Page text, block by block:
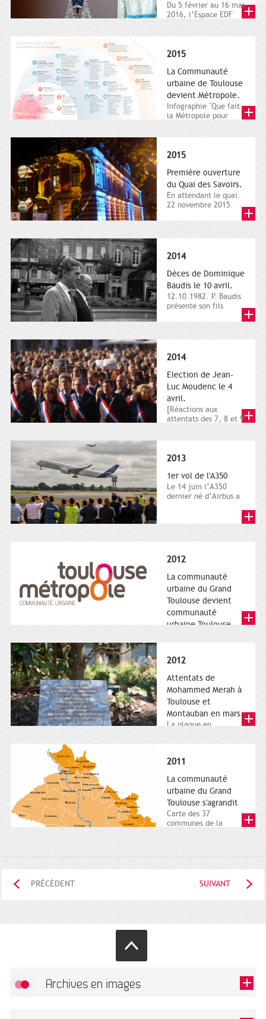
Du 5 février au 16 mai
2016, l’Espace EDF
2015
La Communauté
urbaine de Toulouse
devient Métropole.
Infographie "Que fait
la Métropole pour
2015
Première ouverture
du Quai des Savoirs.
En attendant le quai.
22 novembre 2015.
2014
Dèces de Dominique
Baudis le 10 avril.
12.10.1982. P. Baudis
présente son fils
2014
Election de Jean-
Luc Moudenc le 4
avril.
[Réactions aux
attentats des 7, 8 et 9
2013
1er vol de l'A350
Le 14 juin l’A350
dernier né d’Airbus a
2012
La communauté
urbaine du Grand
Toulouse devient
communauté
urbaine Toulouse
Métropole,
représentant l'anneau
de Moëbius.
2012
Attentats de
Mohammed Merah à
Toulouse et
Montauban en mars.
La plaque en
Charles-de-Gaulle.
2011
La communauté
urbaine du Grand
Toulouse s'agrandit
Carte des 37
communes de la
PRÉCÉDENT SUIVANT
Archives en images